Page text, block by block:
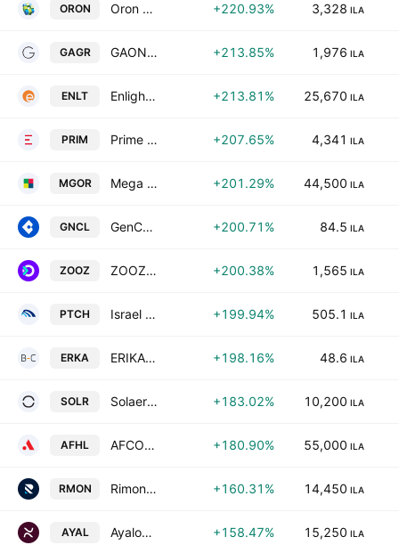
ORON Oron Group Investments & Holdings Ltd +220.93% 3,328 ILA
GAGR GAON GROUP Ltd +213.85% 1,976 ILA
ENLT Enlight Renewable Energy Ltd +213.81% 25,670 ILA
PRIM Prime Energy P.E. LTD +207.65% 4,341 ILA
MGOR Mega Or Holdings Ltd +201.29% 44,500 ILA
GNCL GenCell Ltd. +200.71% 84.5 ILA
ZOOZ ZOOZ Strategy Ltd. +200.38% 1,565 ILA
PTCH Israel Petrochemical Enterprises Ltd. +199.94% 505.1 ILA
ERKA ERIKA CARMEL-TECH LTD +198.16% 48.6 ILA
SOLR Solaer renewable energies Ltd. +183.02% 10,200 ILA
AFHL AFCON Holdings Ltd +180.90% 55,000 ILA
RMON Rimon Consulting & Management Services Ltd. +160.31% 14,450 ILA
AYAL Ayalon Insurance Co., Ltd. +158.47% 15,250 ILA